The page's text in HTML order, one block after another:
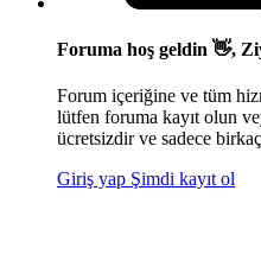
Foruma hoş geldin 👋,
Forum içeriğine ve tüm
lütfen foruma kayıt olun
ücretsizdir ve sadece birkaç
Giriş yap Şimdi kayıt ol